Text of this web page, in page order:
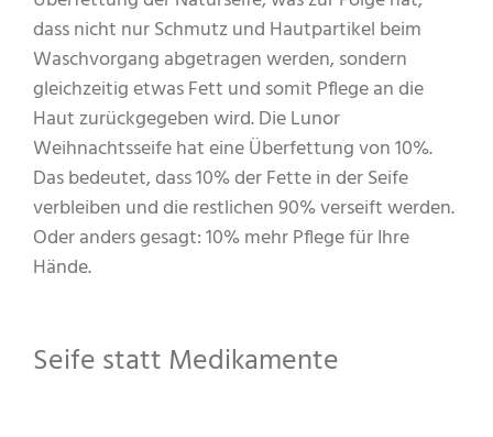
dass nicht nur Schmutz und Hautpartikel beim
Waschvorgang abgetragen werden, sondern
gleichzeitig etwas Fett und somit Pflege an die
Haut zurückgegeben wird. Die Lunor
Weihnachtsseife hat eine Überfettung von 10%.
Das bedeutet, dass 10% der Fette in der Seife
verbleiben und die restlichen 90% verseift werden.
Oder anders gesagt: 10% mehr Pflege für Ihre
Hände.
Seife statt Medikamente